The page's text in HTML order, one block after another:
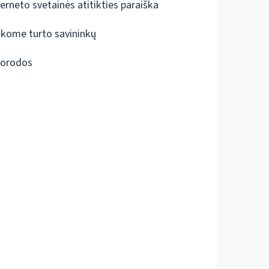
svetainės atitikties paraiška
turto savininkų